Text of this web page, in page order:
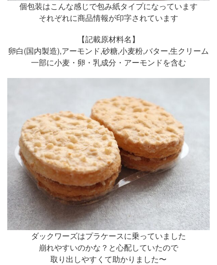
個包装はこんな感じで包み紙タイプになっています
それぞれに商品情報が印字されています
【記載原材料名】
卵白(国内製造),アーモンド,砂糖,小麦粉,バター,生クリーム
一部に小麦・卵・乳成分・アーモンドを含む
ダックワーズはプラケースに乗っていました
崩れやすいのかな？と心配していたので
取り出しやすくて助かりました〜